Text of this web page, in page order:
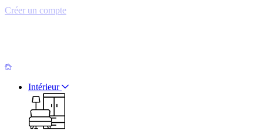
Créer un compte
Intérieur